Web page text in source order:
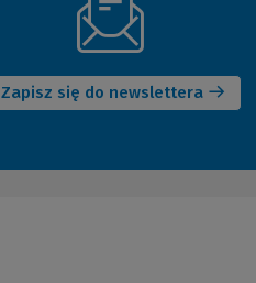
Zapisz się do newslettera
okno)